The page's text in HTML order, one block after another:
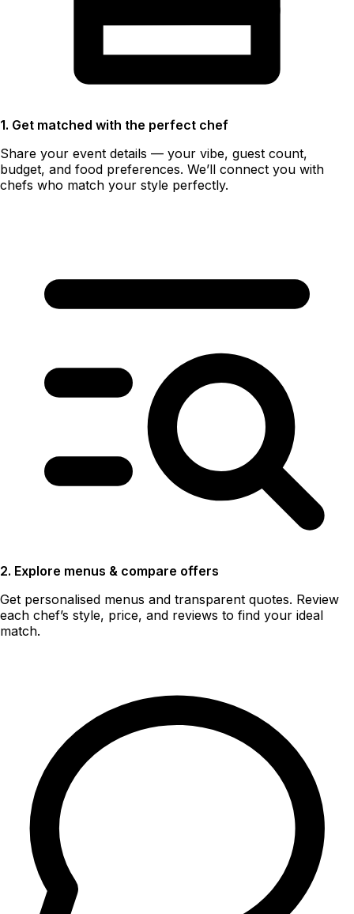
1. Get matched with the perfect chef
Share your event details — your vibe, guest count,
budget, and food preferences. We’ll connect you with
chefs who match your style perfectly.
2. Explore menus & compare offers
Get personalised menus and transparent quotes. Review
each chef’s style, price, and reviews to find your ideal
match.